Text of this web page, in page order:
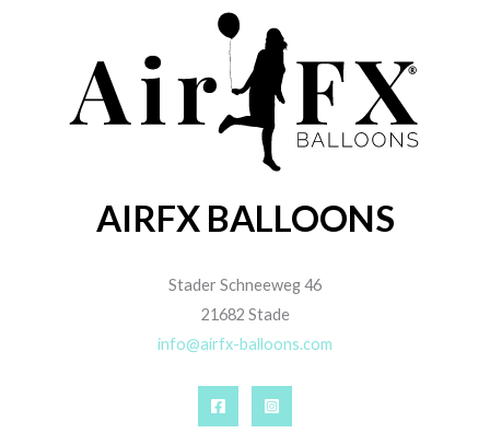
AIRFX BALLOONS
Stader Schneeweg 46
21682 Stade
info@airfx-balloons.com